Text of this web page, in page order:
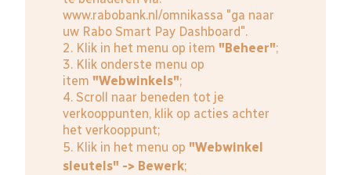
www.rabobank.nl/omnikassa "ga naar
uw Rabo Smart Pay Dashboard".
2. Klik in het menu op item "Beheer";
3. Klik onderste menu op
item "Webwinkels";
4. Scroll naar beneden tot je
verkooppunten, klik op acties achter
het verkooppunt;
5. Klik in het menu op "Webwinkel
sleutels" -> Bewerk;